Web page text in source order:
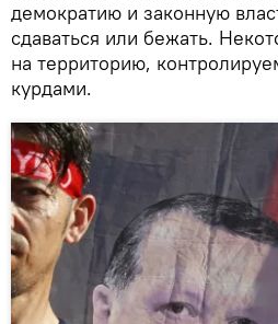
демократию и законную
сдаваться или бежать.
на территорию,
курдами.